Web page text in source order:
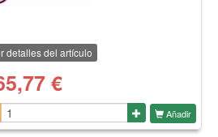
detalles del artículo
€
Añadir